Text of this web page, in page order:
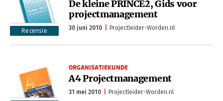
Recensie
De kleine PRINCE2, Gids voor
projectmanagement
30 juni 2010 Projectleider-Worden.nl
ORGANISATIEKUNDE
A4 Projectmanagement
31 mei 2010 Projectleider-Worden.nl